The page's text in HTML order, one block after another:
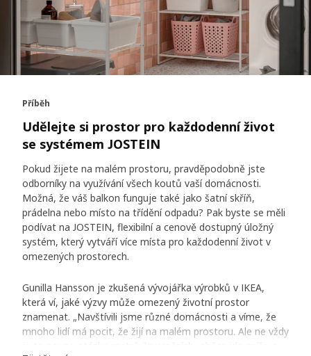
Příběh
Udělejte si prostor pro každodenní život
se systémem JOSTEIN
Pokud žijete na malém prostoru, pravděpodobně jste
odborníky na využívání všech koutů vaší domácnosti.
Možná, že váš balkon funguje také jako šatní skříň,
prádelna nebo místo na třídění odpadu? Pak byste se měli
podívat na JOSTEIN, flexibilní a cenově dostupný úložný
systém, který vytváří více místa pro každodenní život v
omezených prostorech.
Gunilla Hansson je zkušená vývojářka výrobků v IKEA,
která ví, jaké výzvy může omezený životní prostor
znamenat. „Navštívili jsme různé domácnosti a víme, že
mnoho lidí má pocit, že žijí na malém prostoru. Ale ne vždy